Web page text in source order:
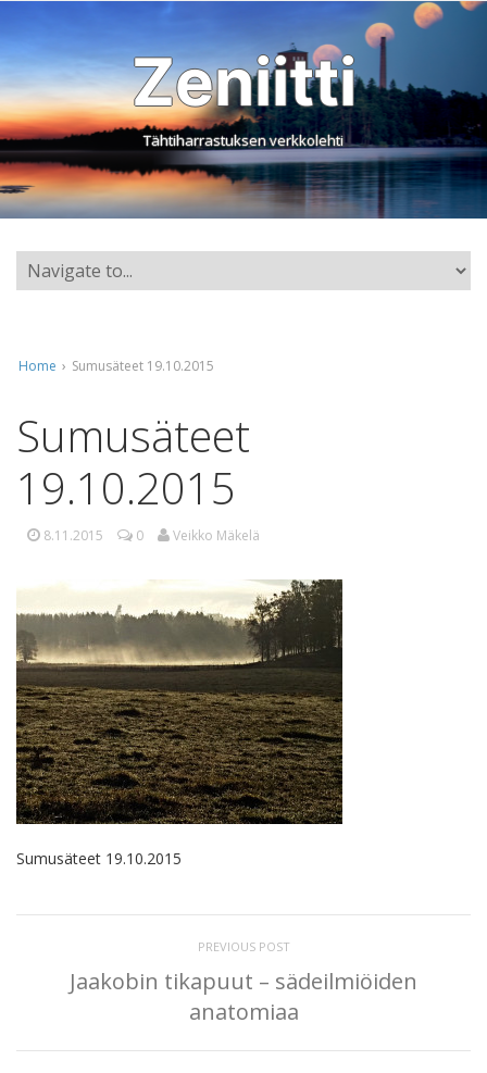
Zeniitti
Tähtiharrastuksen verkkolehti
Home › Sumusäteet 19.10.2015
Sumusäteet
19.10.2015
8.11.2015 0 Veikko Mäkelä
Sumusäteet 19.10.2015
PREVIOUS POST
Jaakobin tikapuut – sädeilmiöiden
anatomiaa